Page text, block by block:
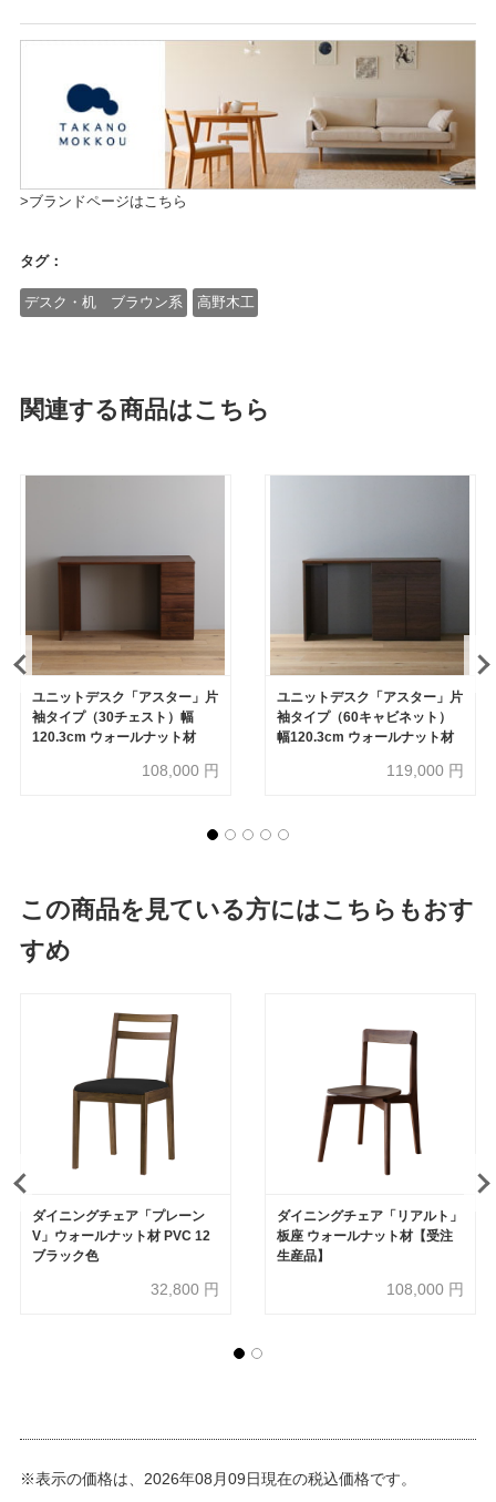
>ブランドページはこちら
タグ：
デスク・机 ブラウン系 高野木工
関連する商品はこちら
ユニットデスク「アスター」片
袖タイプ（30チェスト）幅
120.3cm ウォールナット材
108,000 円
ユニットデスク「アスター」片
袖タイプ（60キャビネット）
幅120.3cm ウォールナット材
119,000 円
この商品を見ている方にはこちらもおす
すめ
ダイニングチェア「プレーン
V」ウォールナット材 PVC 12
ブラック色
32,800 円
ダイニングチェア「リアルト」
板座 ウォールナット材【受注
生産品】
108,000 円
※表示の価格は、2026年08月09日現在の税込価格です。